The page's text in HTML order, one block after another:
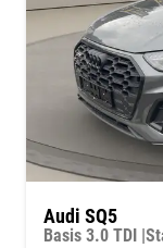
Audi SQ5
Basis 3.0 TDI